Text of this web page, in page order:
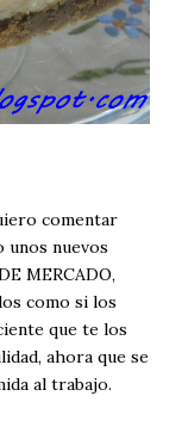
comentar
unos nuevos
MERCADO,
como si los
que te los
ahora que se
al trabajo.